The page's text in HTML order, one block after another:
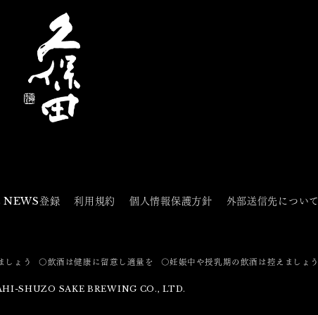
登録 利用規約 個人情報保護方針 外部送信先について
しょう 〇飲酒は健康に留意し適量を 〇妊娠中や授乳期の飲酒は控えましょう
SHUZO SAKE BREWING CO., LTD.